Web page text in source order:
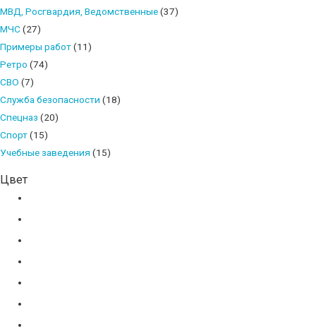
products
МВД, Росгвардия, Ведомственные 3737
МЧС 2727
products
Примеры работ 1111
Ретро 7474
СВО 77
products
Служба безопасности 1818
Спецназ 2020
Спорт 1515
products
Учебные заведения 1515
Цвет